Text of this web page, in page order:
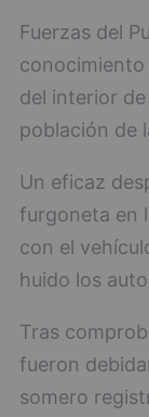
Fuerzas del
conocimiento
del interior
población de
Un eficaz
furgoneta en
con el
huido los
Tras
fueron
somero